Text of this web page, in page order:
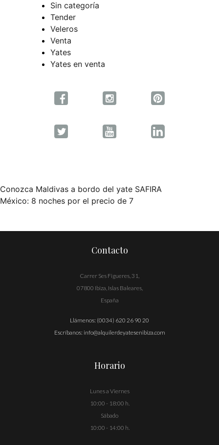
Sin categoría
Tender
Veleros
Venta
Yates
Yates en venta
Navegación
entradas
Conozca Maldivas a bordo del yate SAFIRA
México: 8 noches por el precio de 7
Contacto
Carrer Ses Figueres, 31,
07800 Ibiza, Islas Baleares,
España
Llámenos: (0034) 620 26 90 20
Escríbanos: info@alquilerdeyatesenibiza.com
Horario
Lunes a Viernes
10:00 - 18:00 h.
Sábado
10:00 - 14:00 h.